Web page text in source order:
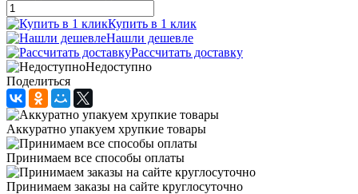
Купить в 1 клик
Нашли дешевле
Рассчитать доставку
Недоступно
Поделиться
Аккуратно упакуем хрупкие товары
Принимаем все способы оплаты
Принимаем заказы на сайте круглосуточно